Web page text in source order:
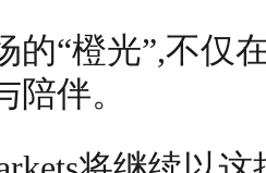
的“橙光”,不仅
伴。